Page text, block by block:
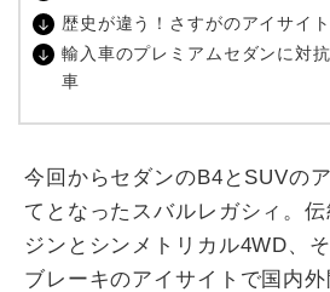
歴史が違う！さすがのアイサイ
輸入車のプレミアムセダンに対
車
今回からセダンのB4とSUVの
てとなったスバルレガシィ。
ジンとシンメトリカル4WD、
ブレーキのアイサイトで国内